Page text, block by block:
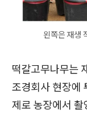
왼쪽은 재생
떡갈고무나무는
조경회사 현장에
제로 농장에서